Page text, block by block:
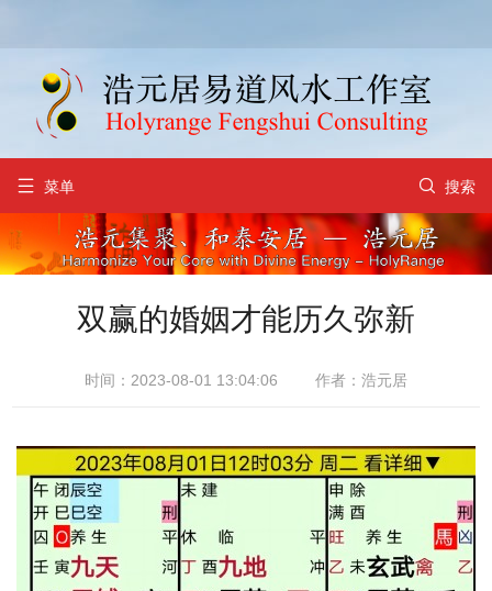
 菜单  搜索
双赢的婚姻才能历久弥新
时间：2023-08-01 13:04:06 作者：浩元居